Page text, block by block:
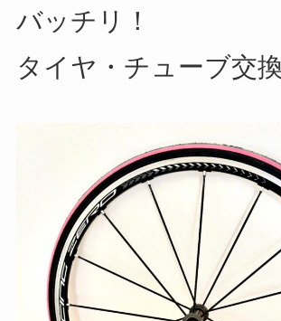
バッチリ！
タイヤ・チューブ交